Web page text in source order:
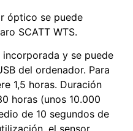
óptico se puede
SCATT WTS.
y se puede
del ordenador. Para
1,5 horas. Duración
horas (unos 10.000
de 10 segundos de